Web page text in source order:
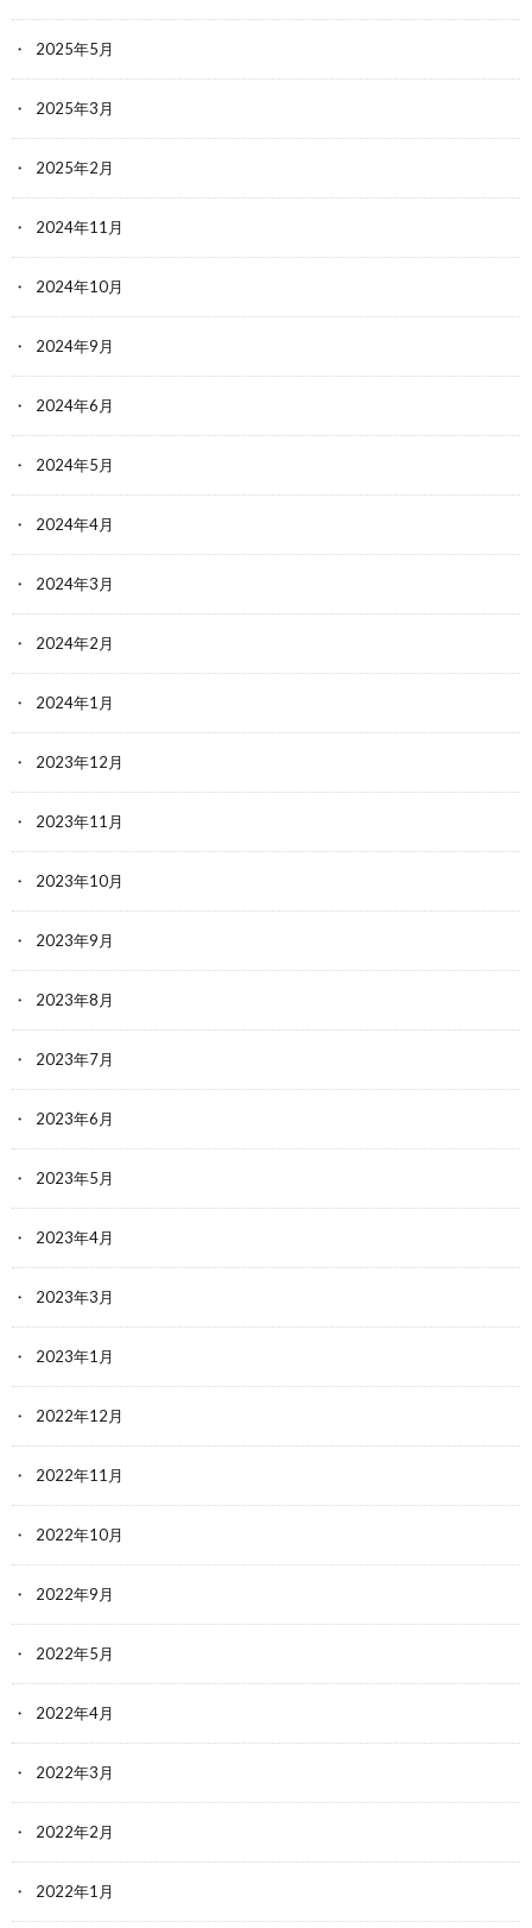
2025年5月
2025年3月
2025年2月
2024年11月
2024年10月
2024年9月
2024年6月
2024年5月
2024年4月
2024年3月
2024年2月
2024年1月
2023年12月
2023年11月
2023年10月
2023年9月
2023年8月
2023年7月
2023年6月
2023年5月
2023年4月
2023年3月
2023年1月
2022年12月
2022年11月
2022年10月
2022年9月
2022年5月
2022年4月
2022年3月
2022年2月
2022年1月